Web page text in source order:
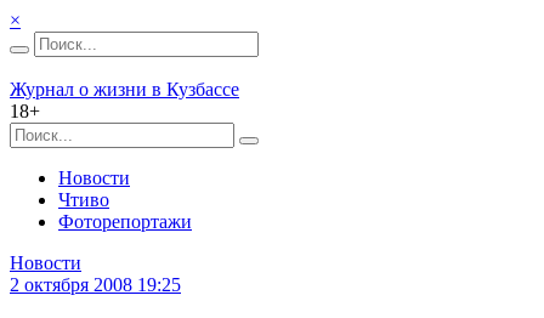
×
Журнал о жизни в Кузбассе
18+
Новости
Чтиво
Фоторепортажи
Новости
2 октября 2008 19:25